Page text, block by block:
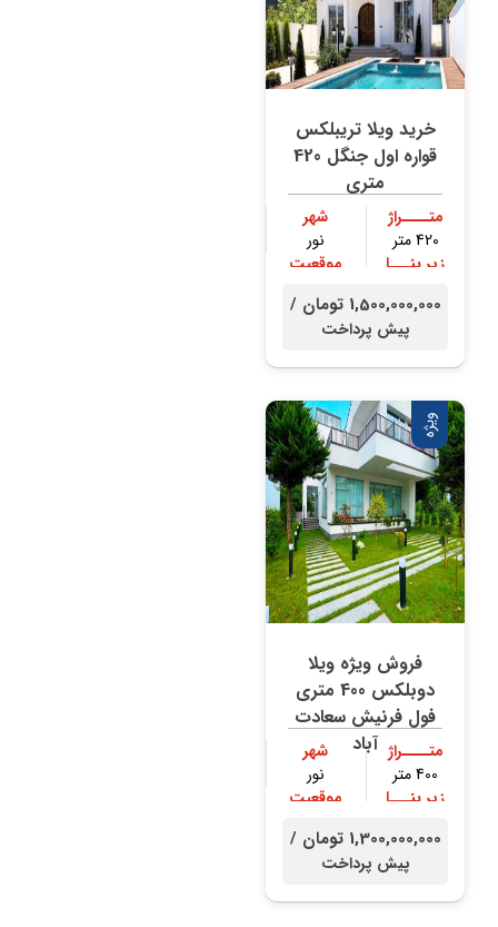
خرید ویلا تریبلکس
قواره اول جنگل 420
متری
متــــراژ
420 متر
شهر
نور
زیر بنـــا
موقعیت
1,500,000,000 تومان /
پیش پرداخت
ویژه
فروش ویژه ویلا
دوبلکس 400 متری
فول فرنیش سعادت
آباد متــــراژ
400 متر
شهر
نور
زیر بنـــا
موقعیت
1,300,000,000 تومان /
پیش پرداخت